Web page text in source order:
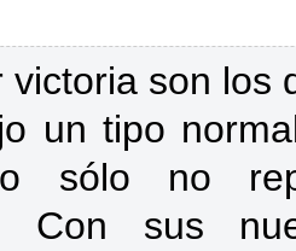
victoria son los
un tipo
sólo no
Con sus